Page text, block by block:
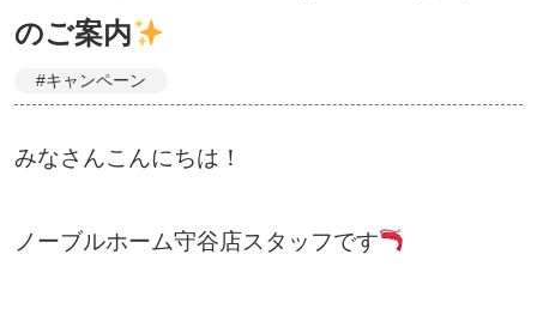
のご案内
#キャンペーン
みなさんこんにちは！
ノーブルホーム守谷店スタッフです